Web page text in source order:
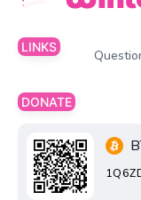
LINKS
DONATE